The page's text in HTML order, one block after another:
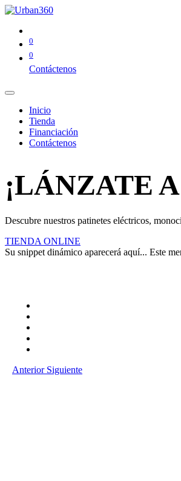
0
0
Contáctenos
Inicio
Tienda
Financiación
Contáctenos
¡LÁNZATE
Descubre nuestros patinetes eléctricos,
TIENDA ONLINE
Su snippet dinámico aparecerá aquí... Este
Anterior Siguiente